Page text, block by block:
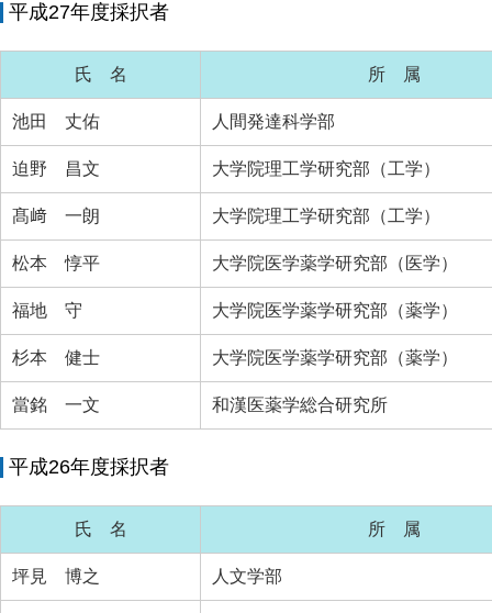
平成27年度採択者
氏 名 所 属
池田 丈佑 人間発達科学部
迫野 昌文 大学院理工学研究部（工学）
髙﨑 一朗 大学院理工学研究部（工学）
松本 惇平 大学院医学薬学研究部（医学）
福地 守 大学院医学薬学研究部（薬学）
杉本 健士 大学院医学薬学研究部（薬学）
當銘 一文 和漢医薬学総合研究所
平成26年度採択者
氏 名 所 属
坪見 博之 人文学部